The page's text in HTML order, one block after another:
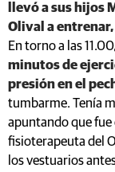
llevó a sus hijos
Olival a
En torno a las
minutos de
presión en el
tumbarme. Tenía
apuntando que fue
fisioterapeuta del
los vestuarios